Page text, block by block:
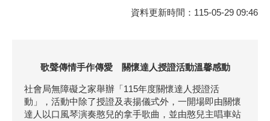
資料更新時間：115-05-29 09:46
歌聲傳情手作傳愛 關懷達人授證活動溫馨感動
社會局無障礙之家舉辦「115年度關懷達人授證活
動」，活動中除了授證及表揚儀式外，一開場即由關懷
達人以口風琴演奏憨兒的拿手歌曲，並由憨兒主唱車站